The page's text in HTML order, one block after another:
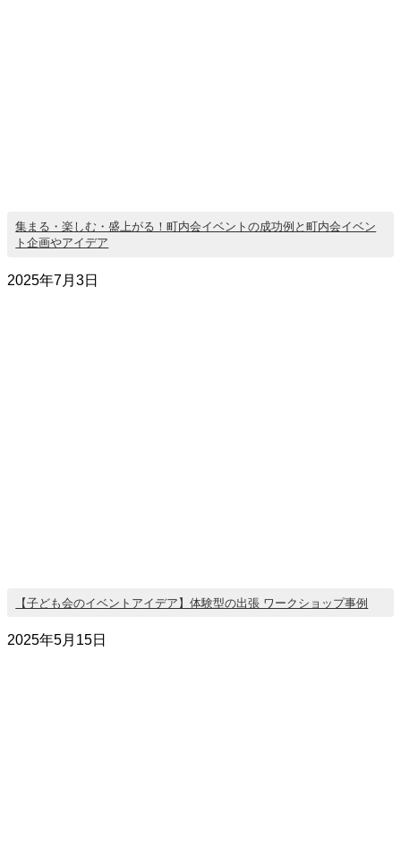
集まる・楽しむ・盛上がる！町内会イベントの成功例と町内会イベン
ト企画やアイデア
2025年7月3日
【子ども会のイベントアイデア】体験型の出張 ワークショップ事例
2025年5月15日